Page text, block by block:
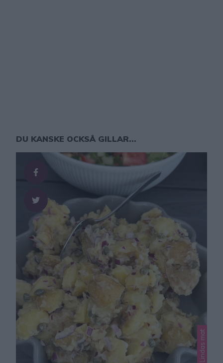
DU KANSKE OCKSÅ GILLAR...
Lindas mat